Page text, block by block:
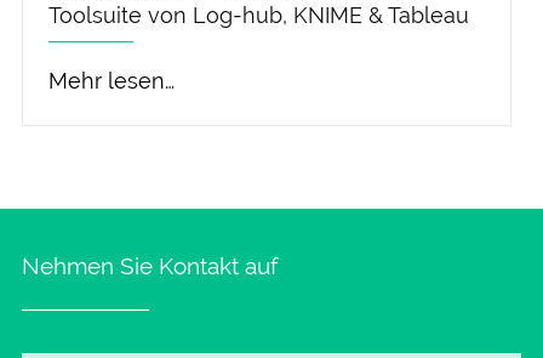
Toolsuite von Log-hub, KNIME & Tableau
Mehr lesen…
Nehmen Sie Kontakt auf